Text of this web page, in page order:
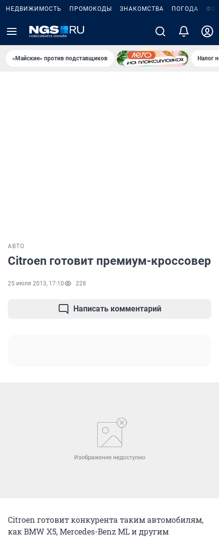
НЕДВИЖИМОСТЬ ПРОМОКОДЫ ЗНАКОМСТВА ПОГОДА
«Майские» против подставщиков Налог
АВТО
Citroen готовит премиум-кроссовер
25 июля 2013, 17:10 228
Написать комментарий
Citroen готовит конкурента таким автомобилям,
как BMW Х5, Mercedes-Benz ML и другим